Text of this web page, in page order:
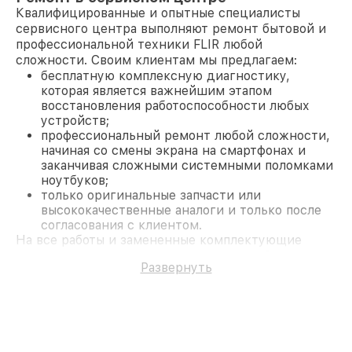
Квалифицированные и опытные специалисты
сервисного центра выполняют ремонт бытовой и
профессиональной техники FLIR любой
сложности. Своим клиентам мы предлагаем:
бесплатную комплексную диагностику,
которая является важнейшим этапом
восстановления работоспособности любых
устройств;
профессиональный ремонт любой сложности,
начиная со смены экрана на смартфонах и
заканчивая сложными системными поломками
ноутбуков;
только оригинальные запчасти или
высококачественные аналоги и только после
согласования с клиентом.
На все работы и замененные комплектующие
поломки по условиям гарантии, мы бесплатно
Развернуть